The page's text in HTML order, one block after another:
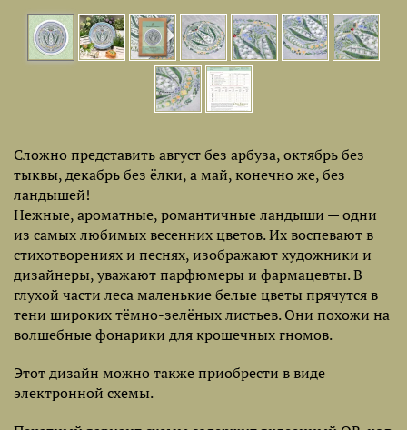
Сложно представить август без арбуза, октябрь без
тыквы, декабрь без ёлки, а май, конечно же, без
ландышей!
Нежные, ароматные, романтичные ландыши — одни
из самых любимых весенних цветов. Их воспевают в
стихотворениях и песнях, изображают художники и
дизайнеры, уважают парфюмеры и фармацевты. В
глухой части леса маленькие белые цветы прячутся в
тени широких тёмно-зелёных листьев. Они похожи на
волшебные фонарики для крошечных гномов.
Этот дизайн можно также приобрести в виде
электронной схемы.